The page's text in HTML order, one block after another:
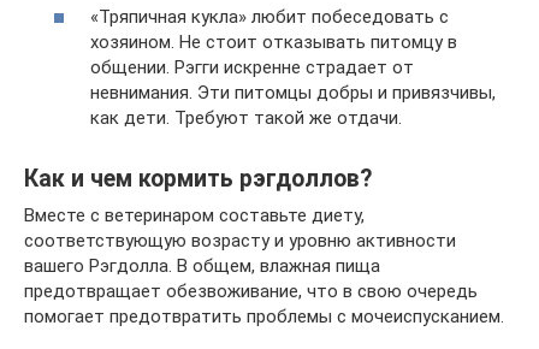
«Тряпичная кукла» любит побеседовать с
хозяином. Не стоит отказывать питомцу в
общении. Рэгги искренне страдает от
невнимания. Эти питомцы добры и привязчивы,
как дети. Требуют такой же отдачи.
Как и чем кормить рэгдоллов?
Вместе с ветеринаром составьте диету,
соответствующую возрасту и уровню активности
вашего Рэгдолла. В общем, влажная пища
предотвращает обезвоживание, что в свою очередь
помогает предотвратить проблемы с мочеиспусканием.